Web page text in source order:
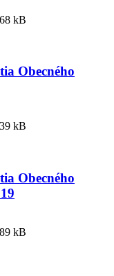
kB
Obecného
kB
Obecného
kB